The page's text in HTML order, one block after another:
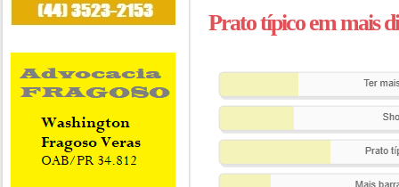
Prato típico em mais